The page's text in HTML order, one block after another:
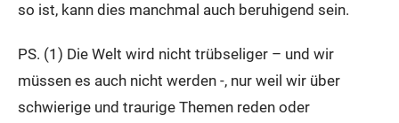
so ist, kann dies manchmal auch beruhigend sein.
PS. (1) Die Welt wird nicht trübseliger – und wir
müssen es auch nicht werden -, nur weil wir über
schwierige und traurige Themen reden oder